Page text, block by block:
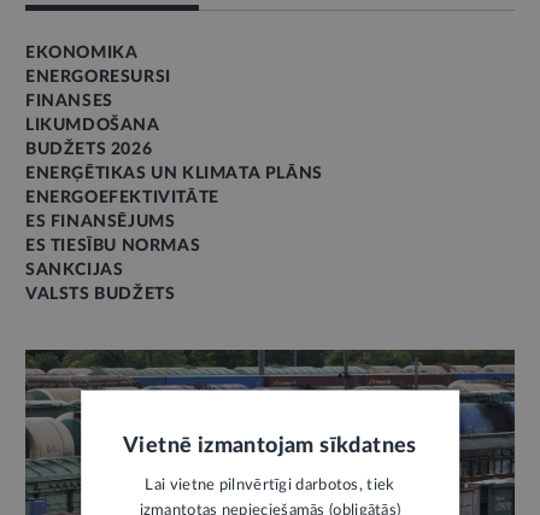
EKONOMIKA
ENERGORESURSI
FINANSES
LIKUMDOŠANA
BUDŽETS 2026
ENERĢĒTIKAS UN KLIMATA PLĀNS
ENERGOEFEKTIVITĀTE
ES FINANSĒJUMS
ES TIESĪBU NORMAS
SANKCIJAS
VALSTS BUDŽETS
Vietnē izmantojam sīkdatnes
Lai vietne pilnvērtīgi darbotos, tiek
izmantotas nepieciešamās (obligātās)